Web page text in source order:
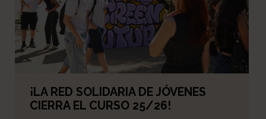
¡LA RED SOLIDARIA DE JÓVENES
CIERRA EL CURSO 25/26!